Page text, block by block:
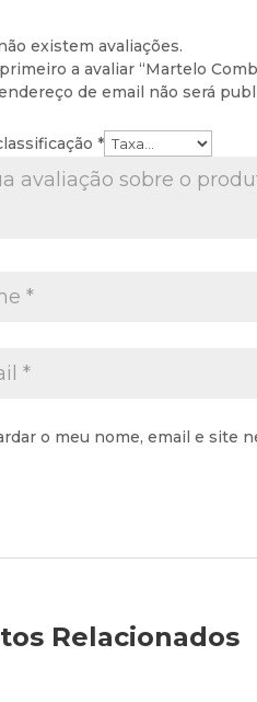
existem avaliações.
a avaliar “Martelo
de email não será
*
o meu nome, email e site
Relacionados